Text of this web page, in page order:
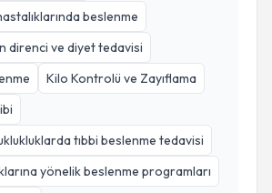
beslenme
direnci ve diyet tedavisi
Kilo Kontrolü ve Zayıflama
tıbbi beslenme tedavisi
yönelik beslenme programları